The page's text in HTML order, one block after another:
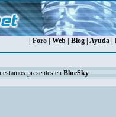
Foro Web Blog Ayuda
estamos presentes en BlueSky